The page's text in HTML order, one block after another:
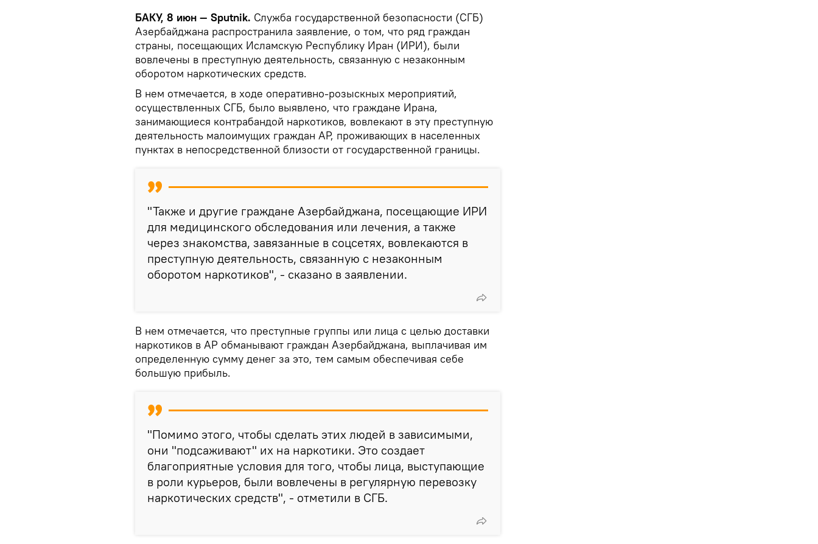
БАКУ, 8 июн — Sputnik. Служба государственной безопасности (СГБ)
Азербайджана распространила заявление, о том, что ряд граждан
страны, посещающих Исламскую Республику Иран (ИРИ), были
вовлечены в преступную деятельность, связанную с незаконным
оборотом наркотических средств.
В нем отмечается, в ходе оперативно-розыскных мероприятий,
осуществленных СГБ, было выявлено, что граждане Ирана,
занимающиеся контрабандой наркотиков, вовлекают в эту преступную
деятельность малоимущих граждан АР, проживающих в населенных
пунктах в непосредственной близости от государственной границы.
"Также и другие граждане Азербайджана, посещающие ИРИ
для медицинского обследования или лечения, а также
через знакомства, завязанные в соцсетях, вовлекаются в
преступную деятельность, связанную с незаконным
оборотом наркотиков", - сказано в заявлении.
В нем отмечается, что преступные группы или лица с целью доставки
наркотиков в АР обманывают граждан Азербайджана, выплачивая им
определенную сумму денег за это, тем самым обеспечивая себе
большую прибыль.
"Помимо этого, чтобы сделать этих людей в зависимыми,
они "подсаживают" их на наркотики. Это создает
благоприятные условия для того, чтобы лица, выступающие
в роли курьеров, были вовлечены в регулярную перевозку
наркотических средств", - отметили в СГБ.